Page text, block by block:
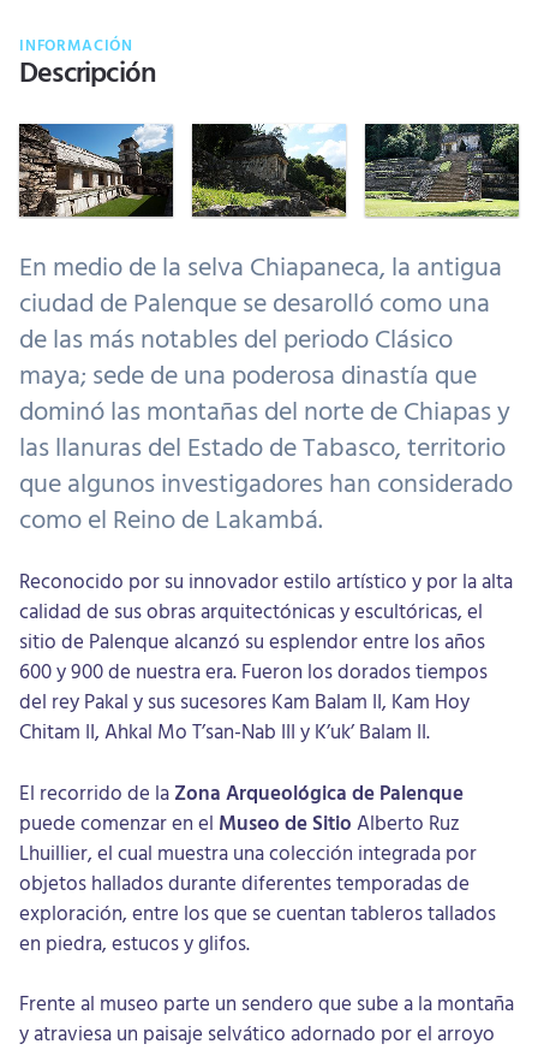
INFORMACIÓN
Descripción
En medio de la selva Chiapaneca, la antigua
ciudad de Palenque se desarolló como una
de las más notables del periodo Clásico
maya; sede de una poderosa dinastía que
dominó las montañas del norte de Chiapas y
las llanuras del Estado de Tabasco, territorio
que algunos investigadores han considerado
como el Reino de Lakambá.
Reconocido por su innovador estilo artístico y por la alta
calidad de sus obras arquitectónicas y escultóricas, el
sitio de Palenque alcanzó su esplendor entre los años
600 y 900 de nuestra era. Fueron los dorados tiempos
del rey Pakal y sus sucesores Kam Balam II, Kam Hoy
Chitam II, Ahkal Mo T’san-Nab III y K’uk’ Balam II.
El recorrido de la Zona Arqueológica de Palenque
puede comenzar en el Museo de Sitio Alberto Ruz
Lhuillier, el cual muestra una colección integrada por
objetos hallados durante diferentes temporadas de
exploración, entre los que se cuentan tableros tallados
en piedra, estucos y glifos.
Frente al museo parte un sendero que sube a la montaña
y atraviesa un paisaje selvático adornado por el arroyo